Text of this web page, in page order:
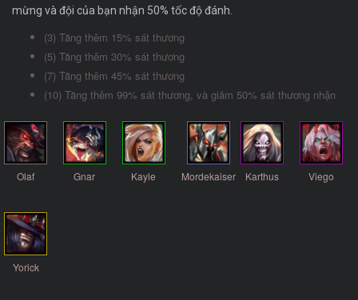
mừng và đội của bạn nhận 50% tốc độ đánh.
(3) Tăng thêm 15% sát thương
(5) Tăng thêm 30% sát thương
(7) Tăng thêm 45% sát thương
(10) Tăng thêm 99% sát thương, và giảm 50% sát thương nhận
Olaf Gnar Kayle Mordekaiser Karthus Viego
Yorick